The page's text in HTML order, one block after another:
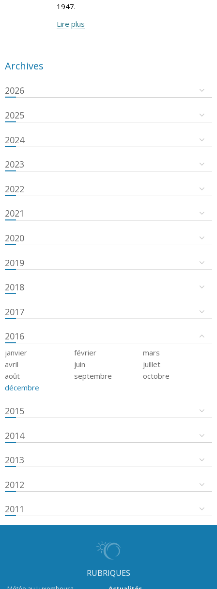
1947.
Lire plus
Archives
2026
2025
2024
2023
2022
2021
2020
2019
2018
2017
2016
janvier février
mars
avril
juin
juillet
août
septembre
octobre
décembre
2015
2014
2013
2012
2011
RUBRIQUES